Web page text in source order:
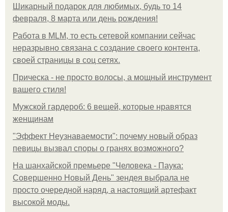
Шикарный подарок для любимых, будь то 14
февраля, 8 марта или день рождения!
Работа в MLM, то есть сетевой компании сейчас
неразрывно связана с создание своего контента,
своей страницы в соц сетях.
Прическа - не просто волосы, а мощный инструмент
вашего стиля!
Мужской гардероб: 6 вещей, которые нравятся
женщинам
"Эффект Неузнаваемости": почему новый образ
певицы вызвал споры о гранях возможного?
На шанхайской премьере "Человека - Паука:
Совершенно Новый День" зендея выбрала не
просто очередной наряд, а настоящий артефакт
высокой моды.